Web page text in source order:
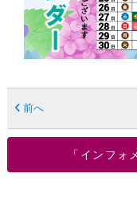
前へ
「インフォ